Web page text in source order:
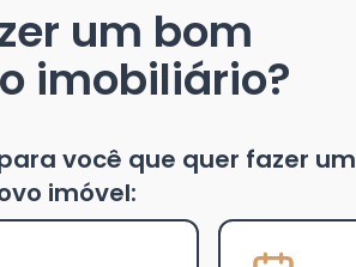
um bom
imobiliário?
você que quer fazer um
imóvel: